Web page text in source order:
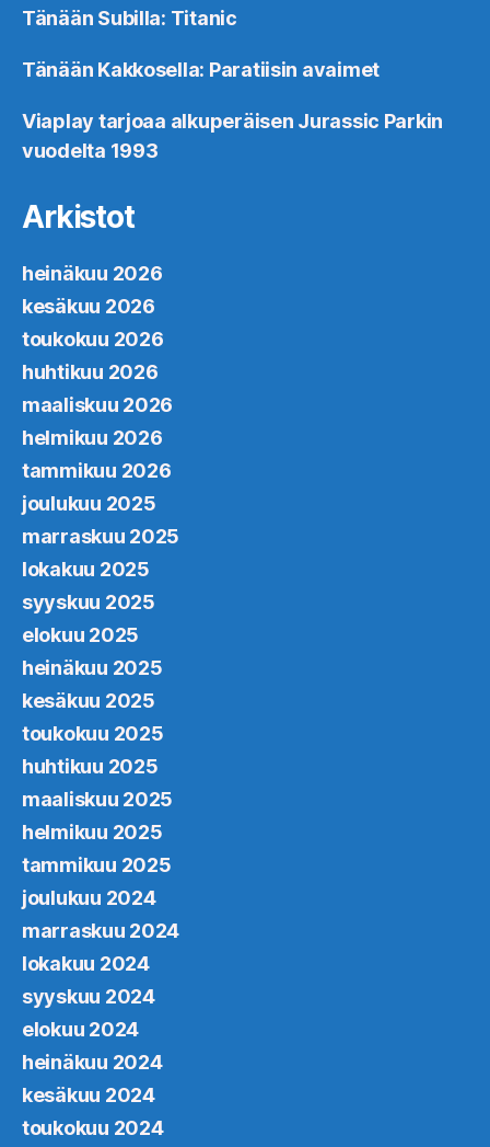
Tänään Subilla: Titanic
Tänään Kakkosella: Paratiisin avaimet
Viaplay tarjoaa alkuperäisen Jurassic Parkin
vuodelta 1993
Arkistot
heinäkuu 2026
kesäkuu 2026
toukokuu 2026
huhtikuu 2026
maaliskuu 2026
helmikuu 2026
tammikuu 2026
joulukuu 2025
marraskuu 2025
lokakuu 2025
syyskuu 2025
elokuu 2025
heinäkuu 2025
kesäkuu 2025
toukokuu 2025
huhtikuu 2025
maaliskuu 2025
helmikuu 2025
tammikuu 2025
joulukuu 2024
marraskuu 2024
lokakuu 2024
syyskuu 2024
elokuu 2024
heinäkuu 2024
kesäkuu 2024
toukokuu 2024